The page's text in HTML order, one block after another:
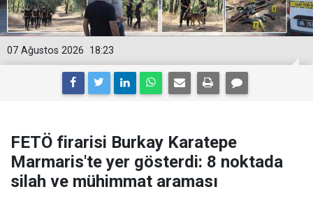
18:23
07 Ağustos 2026
FETÖ firarisi Burkay Karatepe
Marmaris'te yer gösterdi: 8 noktada
silah ve mühimmat araması